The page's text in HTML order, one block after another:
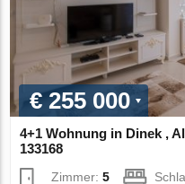
€ 255 000
4+1 Wohnung in Dinek ,
133168
Zimmer:5